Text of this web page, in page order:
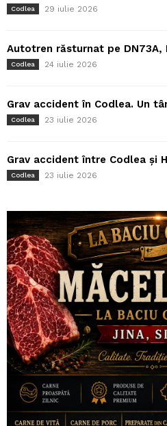
Codlea 29 iulie 2026
Autotren răsturnat pe DN73A,
Codlea 24 iulie 2026
Grav accident în Codlea. Un
Codlea 23 iulie 2026
Grav accident între Codlea și
Codlea 23 iulie 2026